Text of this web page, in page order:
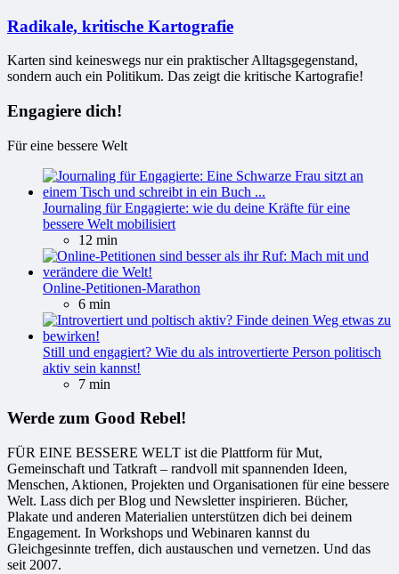
Radikale, kritische Kartografie
Karten sind keineswegs nur ein praktischer Alltagsgegenstand,
sondern auch ein Politikum. Das zeigt die kritische Kartografie!
Engagiere dich!
Für eine bessere Welt
Journaling für Engagierte: wie du deine Kräfte für eine
bessere Welt mobilisiert
12 min
Online-Petitionen-Marathon
6 min
Still und engagiert? Wie du als introvertierte Person politisch
aktiv sein kannst!
7 min
Werde zum Good Rebel!
FÜR EINE BESSERE WELT ist die Plattform für Mut,
Gemeinschaft und Tatkraft – randvoll mit spannenden Ideen,
Menschen, Aktionen, Projekten und Organisationen für eine bessere
Welt. Lass dich per Blog und Newsletter inspirieren. Bücher,
Plakate und anderen Materialien unterstützen dich bei deinem
Engagement. In Workshops und Webinaren kannst du
Gleichgesinnte treffen, dich austauschen und vernetzen. Und das
seit 2007.